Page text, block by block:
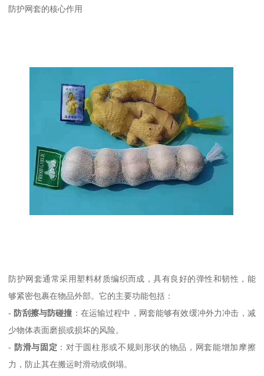
防护网套的核心作用
防护网套通常采用塑料材质编织而成，具有良好的弹性和韧性，能
够紧密包裹在物品外部。它的主要功能包括：
- 防刮擦与防碰撞 ：在运输过程中，网套能够有效缓冲外力冲击，减
少物体表面磨损或损坏的风险。
- 防滑与固定 ：对于圆柱形或不规则形状的物品，网套能增加摩擦
力，防止其在搬运时滑动或倒塌。